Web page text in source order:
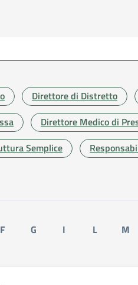
Direttore di Distretto
Direttore Medico di
Semplice
F G I L M